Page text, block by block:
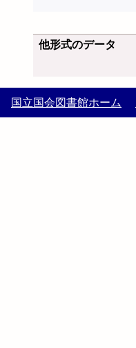
他形式のデータ
国立国会図書館ホーム